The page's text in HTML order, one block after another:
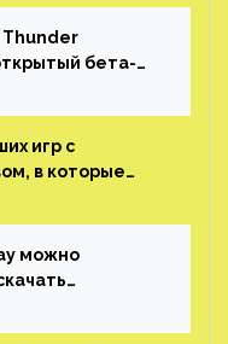
Thunder
бета-
игр с
в которые
можно
прокачкой,